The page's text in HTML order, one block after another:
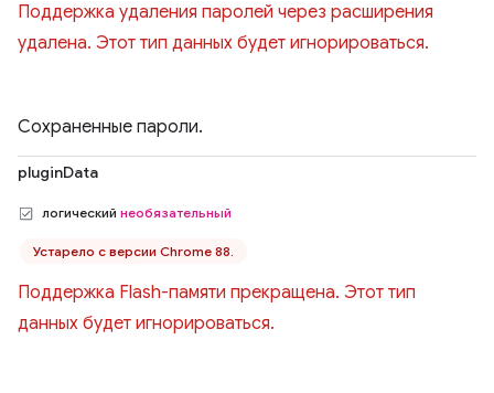
Поддержка удаления паролей через расширения
удалена. Этот тип данных будет игнорироваться.
Сохраненные пароли.
pluginData
логический необязательный
Устарело с версии Chrome 88.
Поддержка Flash-памяти прекращена. Этот тип
данных будет игнорироваться.